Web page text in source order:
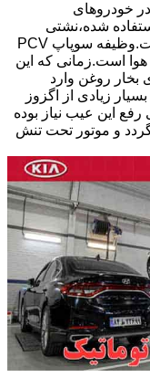
شایع در موتور های تتا ۲ که در خودروهای
شده،نشتی
سوپاپ PCV در درب سوپاپ این موتور است.وظیفه سوپاپ PCV
هوا است.زمانی که این
روغن وارد
زیادی از اگزوز
این عیب نیاز بوده
و موتور تحت تنش